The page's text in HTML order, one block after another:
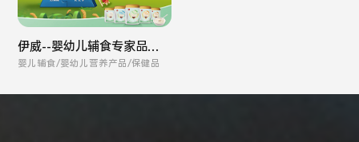
伊威--婴幼儿辅食专家品牌
全案
婴儿辅食/婴幼儿营养产品/保健品